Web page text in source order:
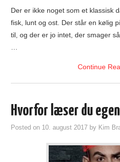
Der er ikke noget som et klassisk
fisk, lunt og ost. Der står en kølig
til, og der er jo intet, der smager
Continue
Hvorfor læser du
Posted on 10. august 2017 by Kim